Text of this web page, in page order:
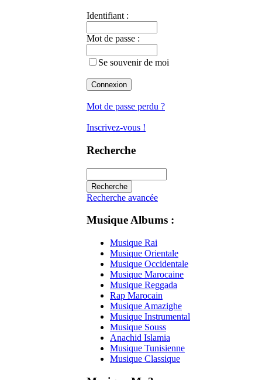
Identifiant :
Mot de passe :
Se souvenir de moi
Mot de passe perdu ?
Inscrivez-vous !
Recherche
Recherche avancée
Musique Albums :
Musique Rai
Musique Orientale
Musique Occidentale
Musique Marocaine
Musique Reggada
Rap Marocain
Musique Amazighe
Musique Instrumental
Musique Souss
Anachid Islamia
Musique Tunisienne
Musique Classique